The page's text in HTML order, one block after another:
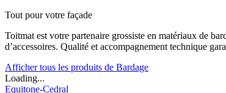
Tout pour votre façade
Toitmat est votre partenaire grossiste en matériaux de
d’accessoires. Qualité et accompagnement technique
Afficher tous les produits de Bardage
Loading...
Equitone-Cedral